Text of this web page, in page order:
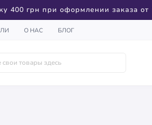
400 грн при оформлении заказа от
О НАС БЛОГ